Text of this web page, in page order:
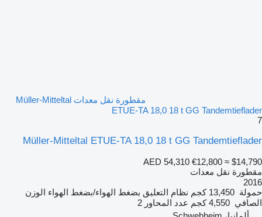
مقطورة نقل معدات Müller-Mitteltal
ETUE-TA 18,0 18 t GG Tandemtieflader
7
Müller-Mitteltal ETUE-TA 18,0 18 t GG Tandemtieflader
AED 54,310 €12,800 ≈ $14,790
مقطورة نقل معدات
2016
حمولة 13,450 كجم نظام التعليق بضغط الهواء/بضغط الهواء الوزن
الصافي 4,550 كجم عدد المحاور 2